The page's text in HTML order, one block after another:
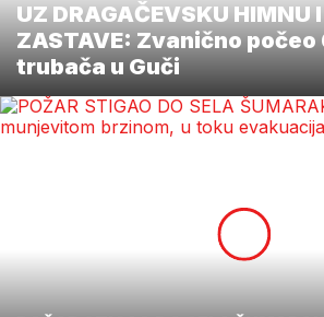
UZ DRAGAČEVSKU HIMNU
ZASTAVE: Zvanično počeo
trubača u Guči